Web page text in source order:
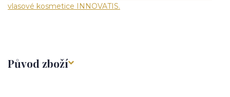
vlasové kosmetice INNOVATIS.
Původ zboží